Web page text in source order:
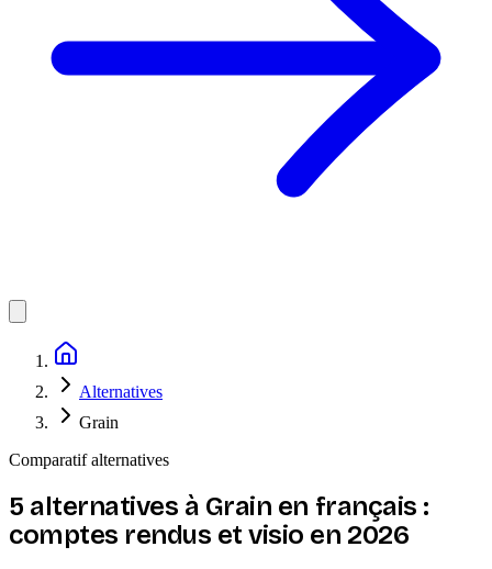
Alternatives
Grain
Comparatif alternatives
5 alternatives à Grain en français :
comptes rendus et visio en 2026